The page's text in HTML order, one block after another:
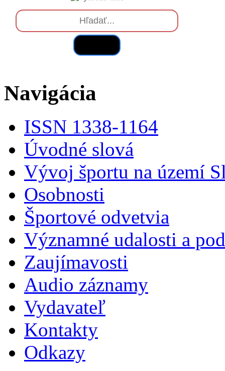
Navigácia
ISSN 1338-1164
Úvodné slová
Vývoj športu na území
Osobnosti
Športové odvetvia
Významné udalosti a
Zaujímavosti
Audio záznamy
Vydavateľ
Kontakty
Odkazy